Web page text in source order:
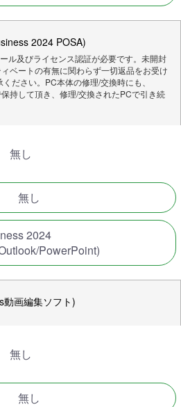
2024 POSA)
ル及びライセンス認証が必要です。未開封
ベートの有無に関わらず一切返品をお受け
ださい。PC本体の修理/交換時にも、
持して頂き、修理/交換されたPCで引き続
無し
無し
2024
PowerPoint)
画編集ソフト)
無し
無し